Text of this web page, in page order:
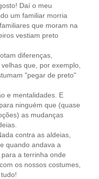
Daí o meu
um familiar morria
que moram na
vestiam preto
diferenças,
que, por exemplo,
"pegar de preto"
e mentalidades. E
ninguém que (quase
as mudanças
contra as aldeias,
quando andava a
a terrinha onde
os nossos costumes,